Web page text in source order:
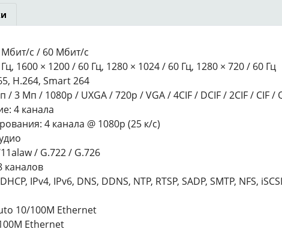
Мбит/с / 60 Мбит/с
1600 × 1200 / 60 Гц, 1280 × 1024 / 60 Гц, 1280 × 720 / 60 Гц
H.264, Smart 264
3 Мп / 1080p / UXGA / 720p / VGA / 4CIF / DCIF / 2CIF / CIF /
4 канала
4 канала @ 1080p (25 к/с)
/ G.722 / G.726
каналов
IPv4, IPv6, DNS, DDNS, NTP, RTSP, SADP, SMTP, NFS,
10/100M Ethernet
Ethernet